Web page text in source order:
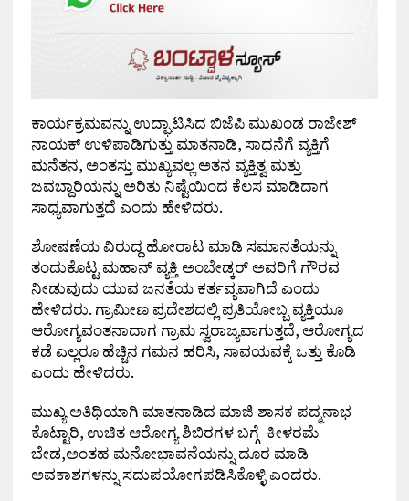
ಕಾರ್ಯಕ್ರಮವನ್ನು ಉದ್ಘಾಟಿಸಿದ ಬಿಜೆಪಿ ಮುಖಂಡ ರಾಜೇಶ್
ನಾಯಕ್ ಉಳಿಪಾಡಿಗುತ್ತು ಮಾತನಾಡಿ, ಸಾಧನೆಗೆ ವ್ಯಕ್ತಿಗೆ
ಮನೆತನ, ಅಂತಸ್ತು ಮುಖ್ಯವಲ್ಲ ಅತನ ವ್ಯಕ್ತಿತ್ವ ಮತ್ತು
ಜವಬ್ದಾರಿಯನ್ನು ಅರಿತು ನಿಷ್ಟೆಯಿಂದ ಕೆಲಸ ಮಾಡಿದಾಗ
ಸಾಧ್ಯವಾಗುತ್ತದೆ ಎಂದು ಹೇಳಿದರು.
ಶೋಷಣೆಯ ವಿರುದ್ದ ಹೋರಾಟ ಮಾಡಿ ಸಮಾನತೆಯನ್ನು
ತಂದುಕೊಟ್ಟ ಮಹಾನ್ ವ್ಯಕ್ತಿ ಅಂಬೇಡ್ಕರ್ ಅವರಿಗೆ ಗೌರವ
ನೀಡುವುದು ಯುವ ಜನತೆಯ ಕರ್ತವ್ಯವಾಗಿದೆ ಎಂದು
ಹೇಳಿದರು. ಗ್ರಾಮೀಣ ಪ್ರದೇಶದಲ್ಲಿ ಪ್ರತಿಯೋಬ್ಬ ವ್ಯಕ್ತಿಯೂ
ಆರೋಗ್ಯವಂತನಾದಾಗ ಗ್ರಾಮ ಸ್ವರಾಜ್ಯವಾಗುತ್ತದೆ, ಆರೋಗ್ಯದ
ಕಡೆ ಎಲ್ಲರೂ ಹೆಚ್ಚಿನ ಗಮನ ಹರಿಸಿ, ಸಾವಯವಕ್ಕೆ ಒತ್ತು ಕೊಡಿ
ಎಂದು ಹೇಳಿದರು.
ಮುಖ್ಯ ಅತಿಥಿಯಾಗಿ ಮಾತನಾಡಿದ ಮಾಜಿ ಶಾಸಕ ಪದ್ಮನಾಭ
ಕೊಟ್ಟಾರಿ, ಉಚಿತ ಆರೋಗ್ಯ ಶಿಬಿರಗಳ ಬಗ್ಗೆ ಕೀಳರಮೆ
ಬೇಡ,ಅಂತಹ ಮನೋಭಾವನೆಯನ್ನು ದೂರ ಮಾಡಿ
ಅವಕಾಶಗಳನ್ನು ಸದುಪಯೋಗಪಡಿಸಿಕೊಳ್ಳಿ ಎಂದರು.